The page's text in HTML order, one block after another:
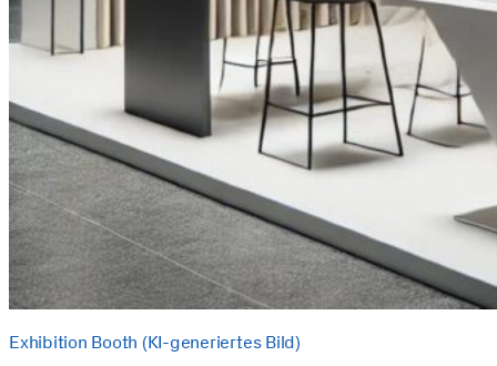
Exhibition Booth (KI-generiertes Bild)